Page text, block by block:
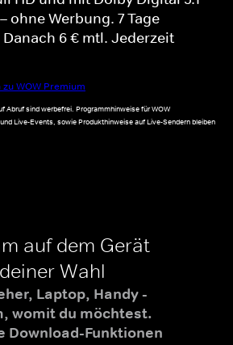
ohne Werbung. 7 Tage
6 € mtl. Jederzeit
WOW Premium
Abruf sind werbefrei. Programmhinweise für WOW
Live-Events, sowie Produkthinweise auf Live-Sendern bleiben
auf dem Gerät
deiner Wahl
Laptop, Handy -
womit du möchtest.
Download-Funktionen